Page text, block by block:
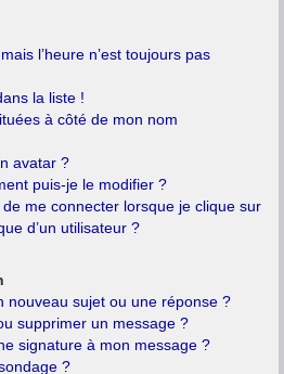
l’heure n’est toujours pas
la liste !
à côté de mon nom
avatar ?
puis-je le modifier ?
me connecter lorsque je clique sur
d’un utilisateur ?
nouveau sujet ou une réponse ?
supprimer un message ?
signature à mon message ?
?